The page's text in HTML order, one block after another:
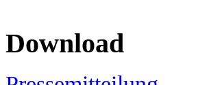
Download